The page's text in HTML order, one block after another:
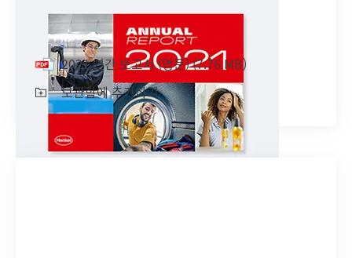
2021 연간 보고서(영문)
2021 연간 보고서(영문)(7.76 MB)
보관함에 추가하기